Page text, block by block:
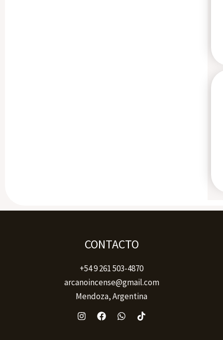
CONTACTO
+54 9 261 503-4870
arcanoincense@gmail.com
Mendoza, Argentina